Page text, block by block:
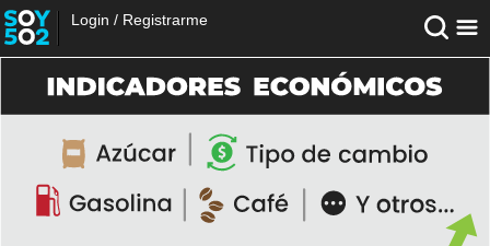
Login / Registrarme